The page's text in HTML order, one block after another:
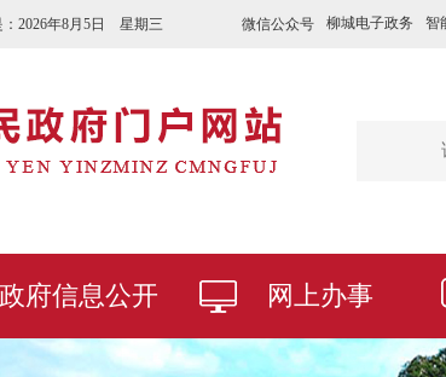
微信公众号 柳城电子政务 智
2026年8月5日 星期三
政府信息公开 网上办事